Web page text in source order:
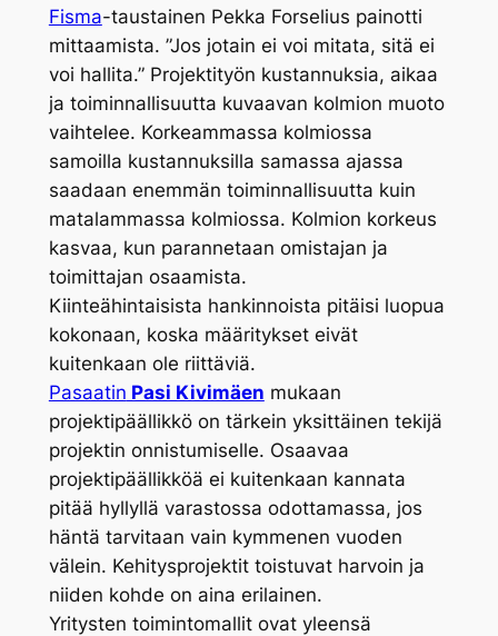
Fisma-taustainen Pekka Forselius painotti
mittaamista. ”Jos jotain ei voi mitata, sitä ei
voi hallita.” Projektityön kustannuksia, aikaa
ja toiminnallisuutta kuvaavan kolmion muoto
vaihtelee. Korkeammassa kolmiossa
samoilla kustannuksilla samassa ajassa
saadaan enemmän toiminnallisuutta kuin
matalammassa kolmiossa. Kolmion korkeus
kasvaa, kun parannetaan omistajan ja
toimittajan osaamista.
Kiinteähintaisista hankinnoista pitäisi luopua
kokonaan, koska määritykset eivät
kuitenkaan ole riittäviä.
Pasaatin Pasi Kivimäen mukaan
projektipäällikkö on tärkein yksittäinen tekijä
projektin onnistumiselle. Osaavaa
projektipäällikköä ei kuitenkaan kannata
pitää hyllyllä varastossa odottamassa, jos
häntä tarvitaan vain kymmenen vuoden
välein. Kehitysprojektit toistuvat harvoin ja
niiden kohde on aina erilainen.
Yritysten toimintomallit ovat yleensä